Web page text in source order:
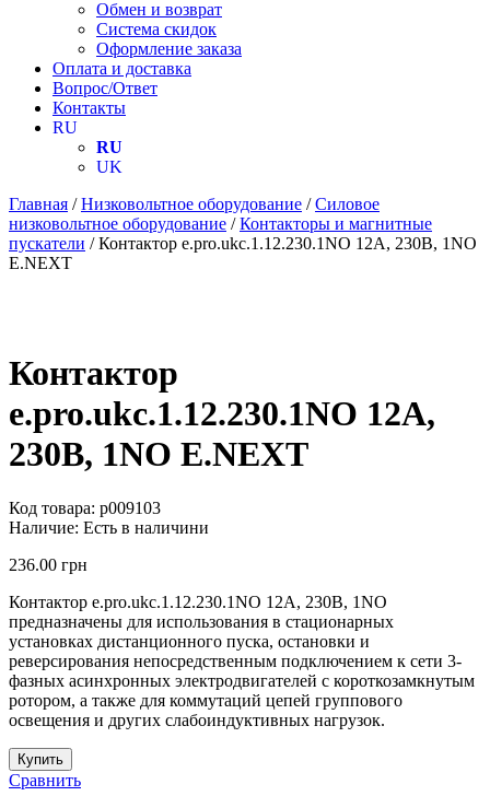
Обмен и возврат
Система скидок
Оформление заказа
Оплата и доставка
Вопрос/Ответ
Контакты
RU
RU
UK
Главная /Низковольтное оборудование /Силовое
низковольтное оборудование /Контакторы и магнитные
пускатели / Контактор e.pro.ukc.1.12.230.1NO 12А, 230В, 1NO
E.NEXT
Контактор
e.pro.ukc.1.12.230.1NO 12А,
230В, 1NO E.NEXT
Код товара: p009103
Наличие: Есть в наличини
236.00 грн
Контактор e.pro.ukc.1.12.230.1NO 12А, 230В, 1NO
предназначены для использования в стационарных
установках дистанционного пуска, остановки и
реверсирования непосредственным подключением к сети 3-
фазных асинхронных электродвигателей с короткозамкнутым
ротором, а также для коммутаций цепей группового
освещения и других слабоиндуктивных нагрузок.
Купить
Сравнить